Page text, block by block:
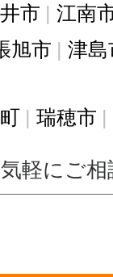
市
江南
旭市 津島
瑞穂市
軽にご